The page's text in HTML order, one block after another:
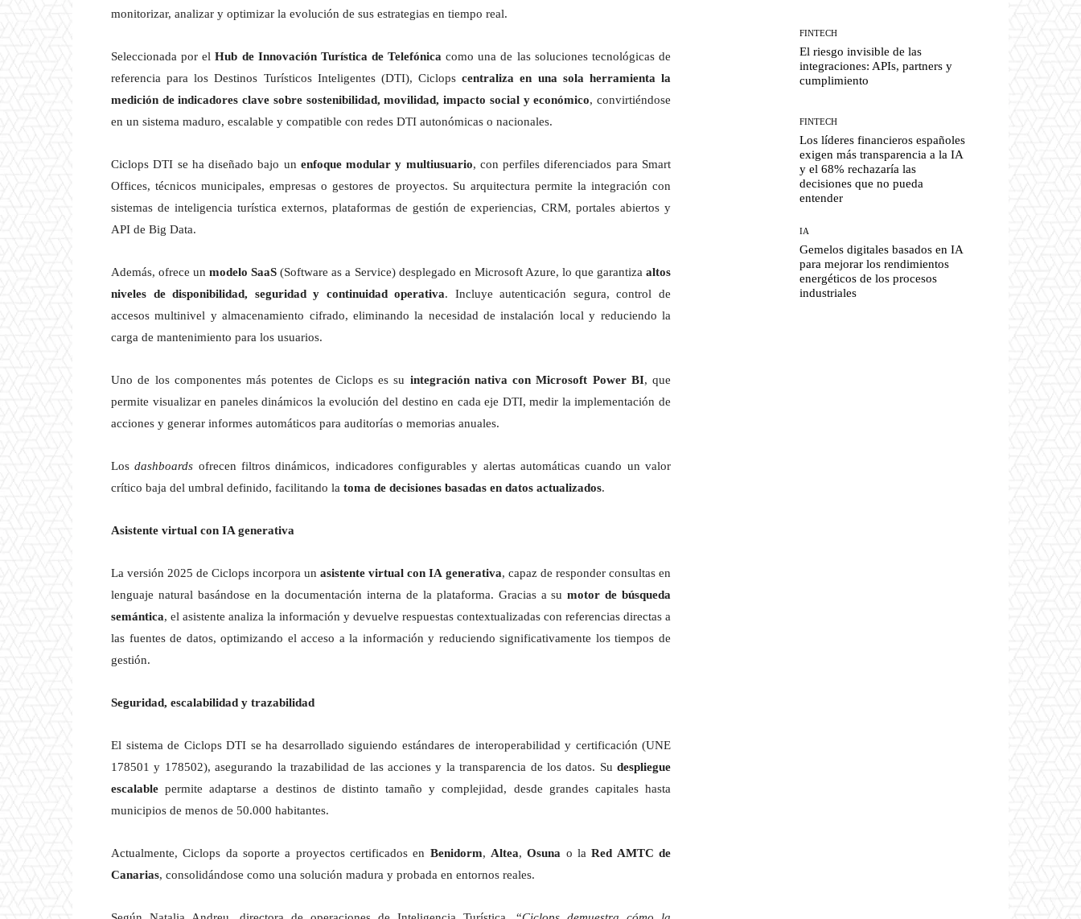
monitorizar, analizar y optimizar la evolución de sus estrategias en tiempo real.
Seleccionada por elHub de Innovación Turística de Telefónica como una de las soluciones tecnológicas de
referencia para los Destinos Turísticos Inteligentes (DTI), Ciclopscentraliza en una sola herramienta la
medición de indicadores clave sobre sostenibilidad, movilidad, impacto social y económico, convirtiéndose
en un sistema maduro, escalable y compatible con redes DTI autonómicas o nacionales.
Ciclops DTI se ha diseñado bajo un enfoque modular y multiusuario, con perfiles diferenciados para Smart
Offices, técnicos municipales, empresas o gestores de proyectos. Su arquitectura permite la integración con
sistemas de inteligencia turística externos, plataformas de gestión de experiencias, CRM, portales abiertos y
API de Big Data.
Además, ofrece unmodelo SaaS (Software as a Service) desplegado en Microsoft Azure, lo que garantiza altos
niveles de disponibilidad, seguridad y continuidad operativa. Incluye autenticación segura, control de
accesos multinivel y almacenamiento cifrado, eliminando la necesidad de instalación local y reduciendo la
carga de mantenimiento para los usuarios.
Uno de los componentes más potentes de Ciclops es su integración nativa con Microsoft Power BI, que
permite visualizar en paneles dinámicos la evolución del destino en cada eje DTI, medir la implementación de
acciones y generar informes automáticos para auditorías o memorias anuales.
Losdashboards ofrecen filtros dinámicos, indicadores configurables y alertas automáticas cuando un valor
crítico baja del umbral definido, facilitando la toma de decisiones basadas en datos actualizados.
Asistente virtual con IA generativa
La versión 2025 de Ciclops incorpora un asistente virtual con IA generativa, capaz de responder consultas en
lenguaje natural basándose en la documentación interna de la plataforma. Gracias a sumotor de búsqueda
semántica, el asistente analiza la información y devuelve respuestas contextualizadas con referencias directas a
las fuentes de datos, optimizando el acceso a la información y reduciendo significativamente los tiempos de
gestión.
Seguridad, escalabilidad y trazabilidad
El sistema de Ciclops DTI se ha desarrollado siguiendo estándares de interoperabilidad y certificación (UNE
178501 y 178502), asegurando la trazabilidad de las acciones y la transparencia de los datos. Su despliegue
escalable permite adaptarse a destinos de distinto tamaño y complejidad, desde grandes capitales hasta
municipios de menos de 50.000 habitantes.
Actualmente, Ciclops da soporte a proyectos certificados en Benidorm,Altea,Osuna o laRed AMTC de
Canarias, consolidándose como una solución madura y probada en entornos reales.
FINTECH
El riesgo invisible de las
integraciones: APIs, partners y
cumplimiento
FINTECH
Los líderes financieros españoles
exigen más transparencia a la IA
y el 68% rechazaría las
decisiones que no pueda
entender
IA
Gemelos digitales basados en IA
para mejorar los rendimientos
energéticos de los procesos
industriales